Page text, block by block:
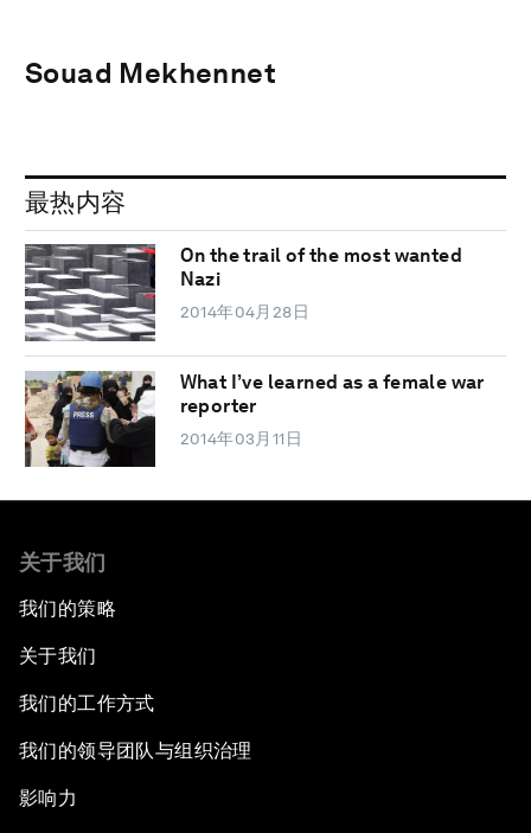
Souad Mekhennet
最热内容
On the trail of the most wanted
Nazi
2014年04月28日
What I’ve learned as a female war
reporter
2014年03月11日
关于我们
我们的策略
关于我们
我们的工作方式
我们的领导团队与组织治理
影响力